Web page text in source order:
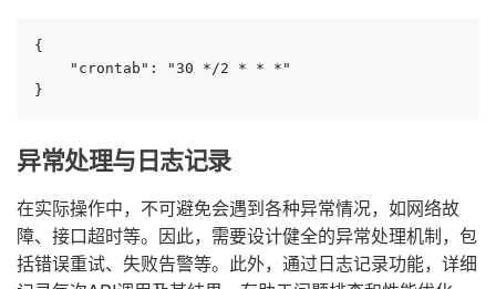
{
    "crontab": "30 */2 * * *"
}
异常处理与日志记录
在实际操作中，不可避免会遇到各种异常情况，如网络故
障、接口超时等。因此，需要设计健全的异常处理机制，包
括错误重试、失败告警等。此外，通过日志记录功能，详细